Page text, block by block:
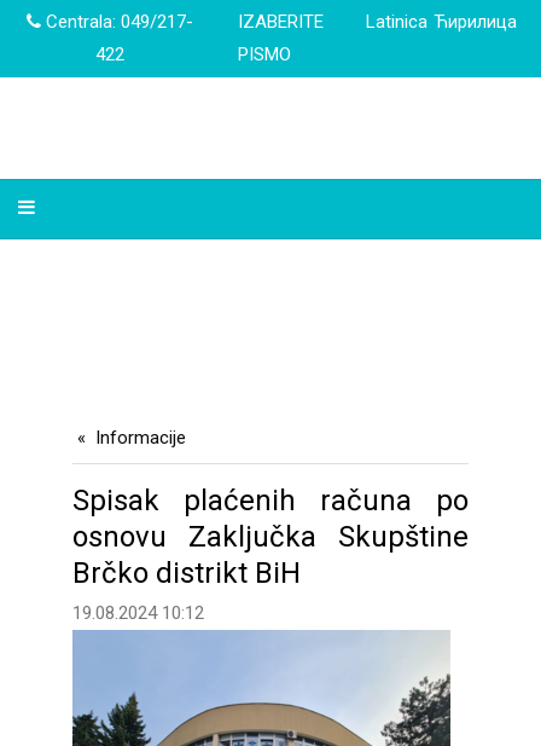
Centrala: 049/217-
422
IZABERITE
PISMO
Latinica Ћирилица
Informacije
Spisak plaćenih računa po
osnovu Zaključka Skupštine
Brčko distrikt BiH
19.08.2024 10:12